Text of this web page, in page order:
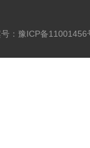
： 豫ICP备11001456